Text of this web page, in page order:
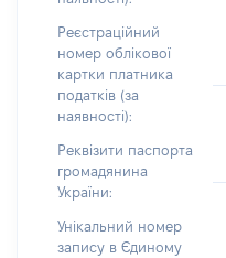
Реєстраційний
номер облікової
картки платника
податків (за
наявності):
Реквізити паспорта
громадянина
України:
Унікальний номер
запису в Єдиному